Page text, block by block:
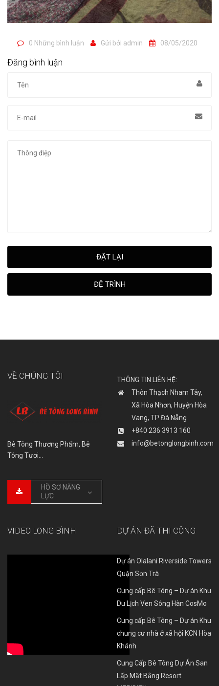
0 Những bình luận Gửi bởi admin 08/05/2020
Đăng bình luận
ĐẶT LẠI
ĐỆ TRÌNH
VỀ CHÚNG TÔI
Bê Tông Thương Phẩm, Bê
Tông Tươi…
HỒ SƠ NĂNG
LỰC
THÔNG TIN LIÊN HỆ:
Thôn Thạch Nham Tây,
Xã Hòa Nhơn, Huyện Hòa
Vang, TP Đà Nẵng
+840 236 3913 160
info@betonglongbinh.com
VIDEO LONG BÌNH DỰ ÁN ĐÃ THI CÔNG
Dự án Olalani Riverside Towers
Quận Sơn Trà
Cung cấp Bê Tông – Dự án Khu
Du Lịch Ven Sông Hàn CosMo
Cung cấp Bê Tông – Dự án Khu
chung cư nhà ở xã hội KCN Hòa
Khánh
Cung Cấp Bê Tông Dự Án San
Lấp Mặt Bằng Resort